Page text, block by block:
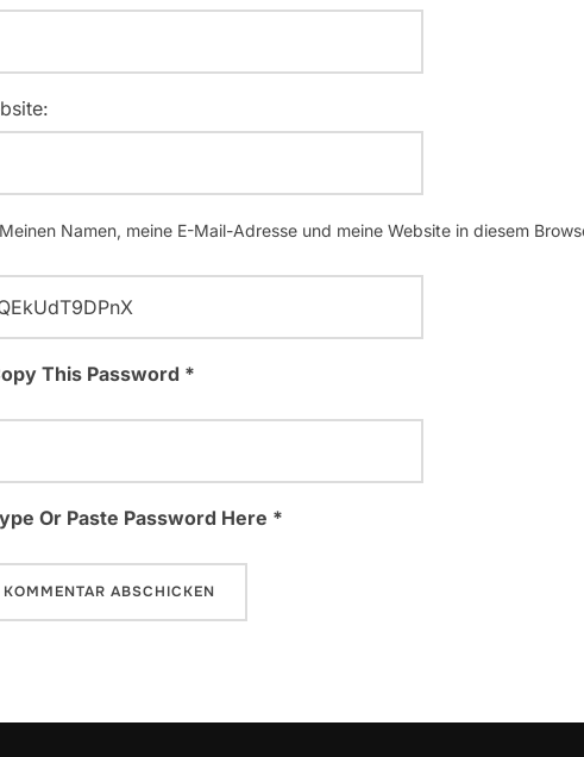
Meinen Namen, meine E-Mail-Adresse und meine Website in diesem
This Password *
Or Paste Password Here *